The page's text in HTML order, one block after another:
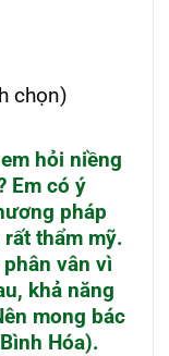
chọn)
hỏi niềng
Em có ý
pháp
thẩm mỹ.
vân vì
khả năng
mong bác
Hóa).